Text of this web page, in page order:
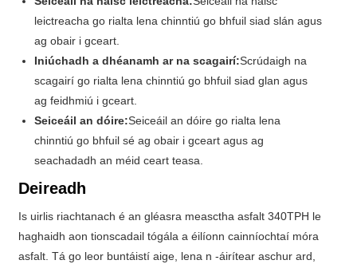
leictreacha go rialta lena chinntiú go bhfuil siad slán agus
ag obair i gceart.
Iniúchadh a dhéanamh ar na scagairí:Scrúdaigh na
scagairí go rialta lena chinntiú go bhfuil siad glan agus
ag feidhmiú i gceart.
Seiceáil an dóire:Seiceáil an dóire go rialta lena
chinntiú go bhfuil sé ag obair i gceart agus ag
seachadadh an méid ceart teasa.
Deireadh
Is uirlis riachtanach é an gléasra measctha asfalt 340TPH le
haghaidh aon tionscadail tógála a éilíonn cainníochtaí móra
asfalt. Tá go leor buntáistí aige, lena n -áirítear aschur ard,